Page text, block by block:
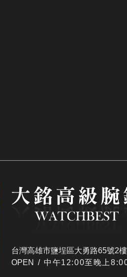
台灣高雄市鹽埕區大勇路65號2樓
OPEN / 中午12:00至晚上